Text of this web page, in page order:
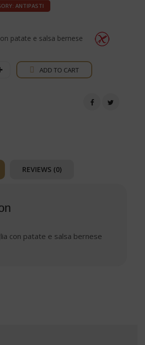
ANTIPASTI
patate e salsa bernese
ADD TO CART
REVIEWS (0)
con patate e salsa bernese